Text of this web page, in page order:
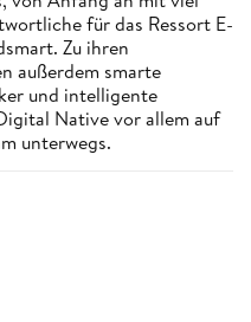
für das Ressort E-
Zu ihren
außerdem smarte
und intelligente
Native vor allem auf
unterwegs.